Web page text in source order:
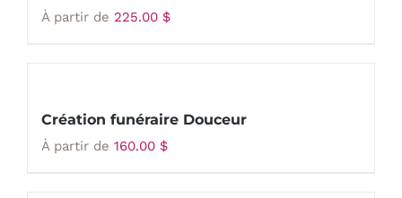
À partir de 225.00 $
Création funéraire Douceur
À partir de 160.00 $